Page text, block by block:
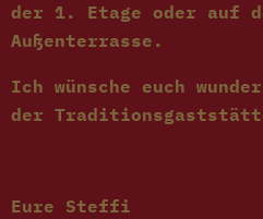
der 1. Etage oder auf
Außenterrasse.
Ich wünsche euch
der
Eure Steffi